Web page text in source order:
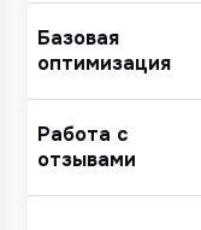
Базовая
оптимизация
Работа с
отзывами
Назад
Назад
Назад
Назад